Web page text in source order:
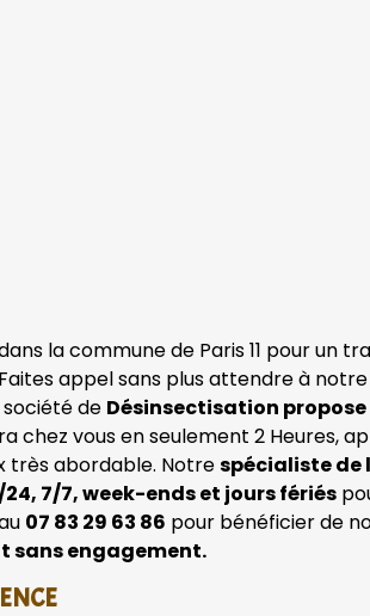
la commune de Paris 11 pour un
appel sans plus attendre à notre
société de Désinsectisation propose
chez vous en seulement 2 Heures,
très abordable. Notrespécialiste de
7/7, week-ends et jours fériés
07 83 29 63 86 pour bénéficier de
sans engagement.